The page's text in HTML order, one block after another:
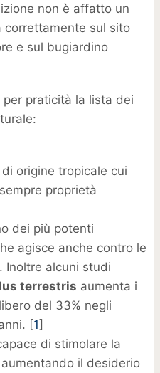
non è affatto un
correttamente sul sito
e sul bugiardino
praticità la lista dei
origine tropicale cui
proprietà
dei più potenti
agisce anche contro le
Inoltre alcuni studi
terrestris aumenta i
del 33% negli
[1]
di stimolare la
il desiderio